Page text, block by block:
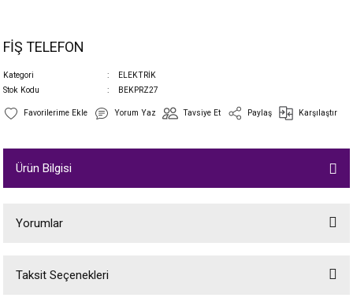
FİŞ TELEFON
Kategori
ELEKTRİK
Stok Kodu
BEKPRZ27
Yorum Yaz Tavsiye Et Paylaş Karşılaştır
Ürün Bilgisi
Yorumlar
Taksit Seçenekleri